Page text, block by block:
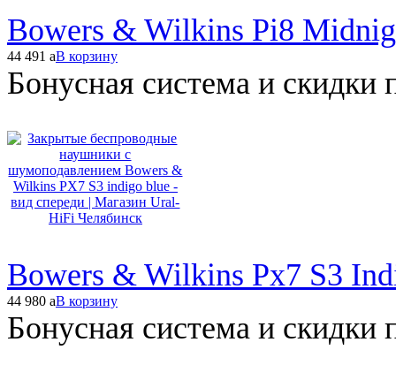
Bowers & Wilkins Pi8
44 491 aВ корзину
Бонусная система и скидки
Bowers & Wilkins Px7 S3
44 980 aВ корзину
Бонусная система и скидки